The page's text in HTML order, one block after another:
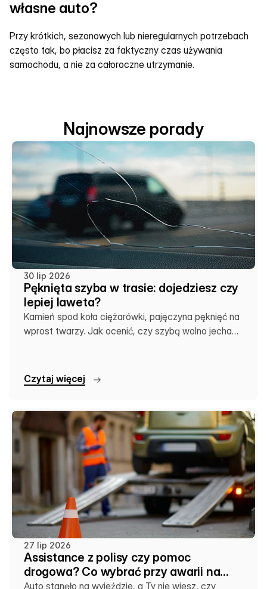
własne auto?
Przy krótkich, sezonowych lub nieregularnych potrzebach
często tak, bo płacisz za faktyczny czas używania
samochodu, a nie za całoroczne utrzymanie.
Najnowsze porady
30 lip 2026
Pęknięta szyba w trasie: dojedziesz czy
lepiej laweta?
Kamień spod koła ciężarówki, pajęczyna pęknięć na
wprost twarzy. Jak ocenić, czy szybą wolno jechać
Czytaj więcej
27 lip 2026
Assistance z polisy czy pomoc
drogowa? Co wybrać przy awarii na
wakacjach
Auto stanęło na wyjeździe, a Ty nie wiesz, czy